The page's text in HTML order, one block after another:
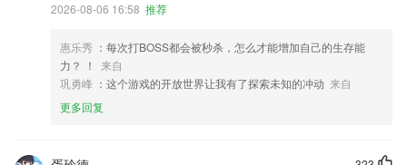
2026-08-06 16:58 推荐
惠乐秀 ：每次打BOSS都会被秒杀，怎么才能增加自己的生存能
力？ ！
来自
巩勇峰 ：这个游戏的开放世界让我有了探索未知的冲动 来自
更多回复